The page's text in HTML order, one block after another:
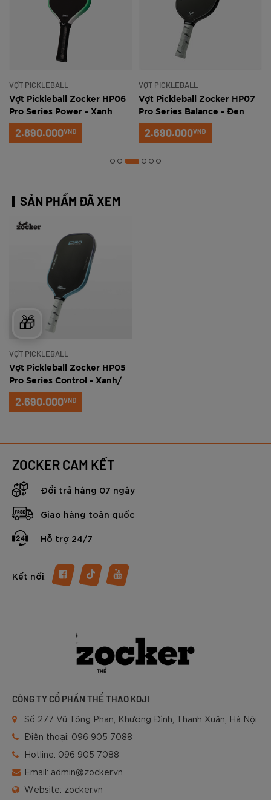
🎁
VỢT PICKLEBALL
Vợt Pickleball Zocker HP06
Pro Series Power - Xanh
ngọc
2.890.000VNĐ
VỢT PICKLEBALL
Vợt Pickleball Zocker HP07
Pro Series Balance - Đen
2.690.000VNĐ
SẢN PHẨM ĐÃ XEM
VỢT PICKLEBALL
Vợt Pickleball Zocker HP05
Pro Series Control - Xanh/
Đen
2.690.000VNĐ
ZOCKER CAM KẾT
Đổi trả hàng 07 ngày
Giao hàng toàn quốc
Hỗ trợ 24/7
Kết nối:
CÔNG TY CỔ PHẦN THỂ THAO KOJI
Số 277 Vũ Tông Phan, Khương Đình, Thanh Xuân, Hà Nội
Điện thoại: 096 905 7088
Hotline: 096 905 7088
Email: admin@zocker.vn
Website: zocker.vn